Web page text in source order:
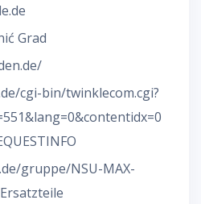
Grad
cgi-bin/twinklecom.cgi?
gruppe/NSU-MAX-